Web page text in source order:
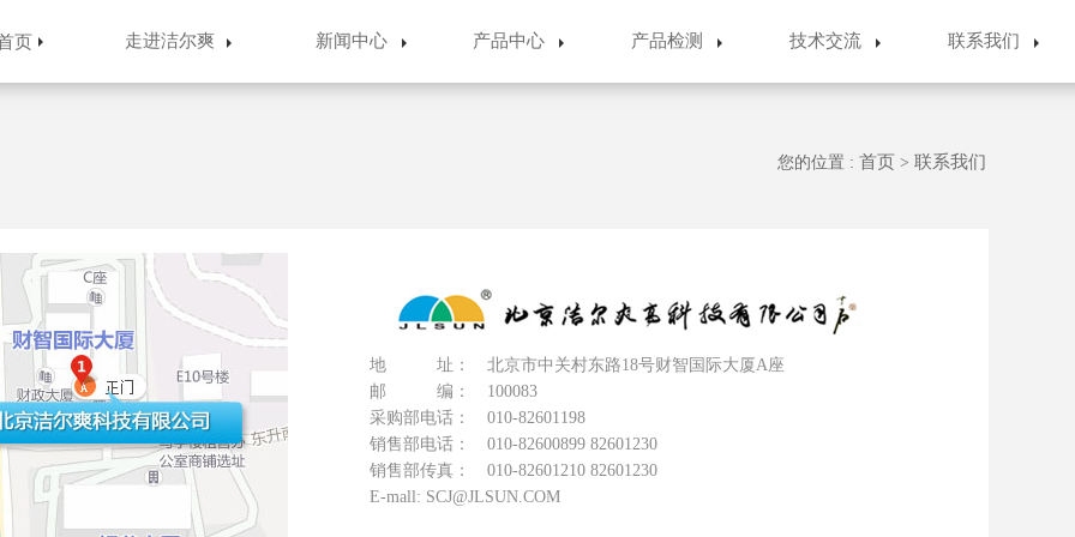
页 走进洁尔爽 新闻中心 产品中心 产品检测 技术交流 联系我们
您的位置 : 首页 > 联系我们
地 址： 北京市中关村东路18号财智国际大厦A座
邮 编： 100083
采购部电话： 010-82601198
销售部电话： 010-82600899 82601230
销售部传真： 010-82601210 82601230
E-mall: SCJ@JLSUN.COM